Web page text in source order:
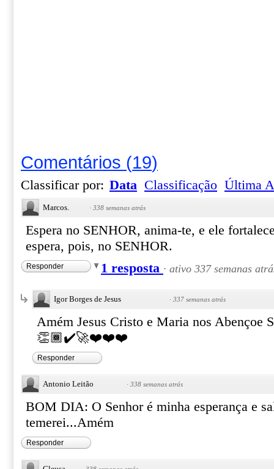
Comentários (19)
Classificar por: Data Classificação Última
Marcos. · 338 semanas atrás
Espera no SENHOR, anima-te, e ele
espera, pois, no SENHOR.
Responder 1 resposta · ativo 337 semanas
Igor Borges de Jesus · 337 semanas atrás
Amém Jesus Cristo e Maria nos Abençoe
👏🏾✔️🚀❤️❤️❤️
Responder
Antonio Leitão · 338 semanas atrás
BOM DIA: O Senhor é minha esperança e
temerei...Amém
Responder